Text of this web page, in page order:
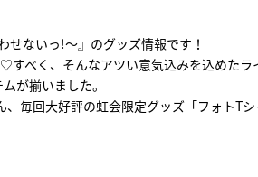
ないっ!～』のグッズ情報です！
べく、そんなアツい意気込みを込めたラ
が揃いました。
毎回大好評の虹会限定グッズ「フォトT